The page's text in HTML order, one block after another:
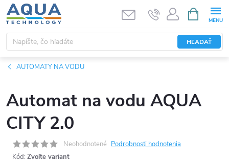
Prejsť
na
obsah
HĽADAŤ
KOŠÍK
AUTOMATY NA VODU
Automat na vodu AQUA
CITY 2.0
Neohodnotené Podrobnosti hodnotenia
Kód: Zvoľte variant